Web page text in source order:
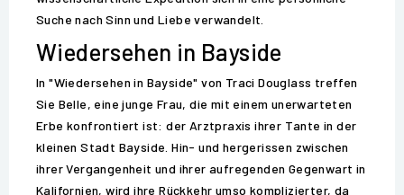
Suche nach Sinn und Liebe verwandelt.
Wiedersehen in Bayside
In "Wiedersehen in Bayside" von Traci Douglass treffen
Sie Belle, eine junge Frau, die mit einem unerwarteten
Erbe konfrontiert ist: der Arztpraxis ihrer Tante in der
kleinen Stadt Bayside. Hin- und hergerissen zwischen
ihrer Vergangenheit und ihrer aufregenden Gegenwart in
Kalifornien, wird ihre Rückkehr umso komplizierter, da